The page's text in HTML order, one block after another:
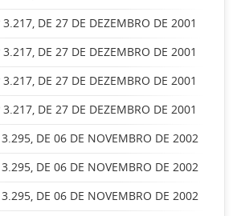
3.217, DE 27 DE DEZEMBRO DE 2001
3.217, DE 27 DE DEZEMBRO DE 2001
3.217, DE 27 DE DEZEMBRO DE 2001
3.217, DE 27 DE DEZEMBRO DE 2001
3.295, DE 06 DE NOVEMBRO DE 2002
3.295, DE 06 DE NOVEMBRO DE 2002
3.295, DE 06 DE NOVEMBRO DE 2002